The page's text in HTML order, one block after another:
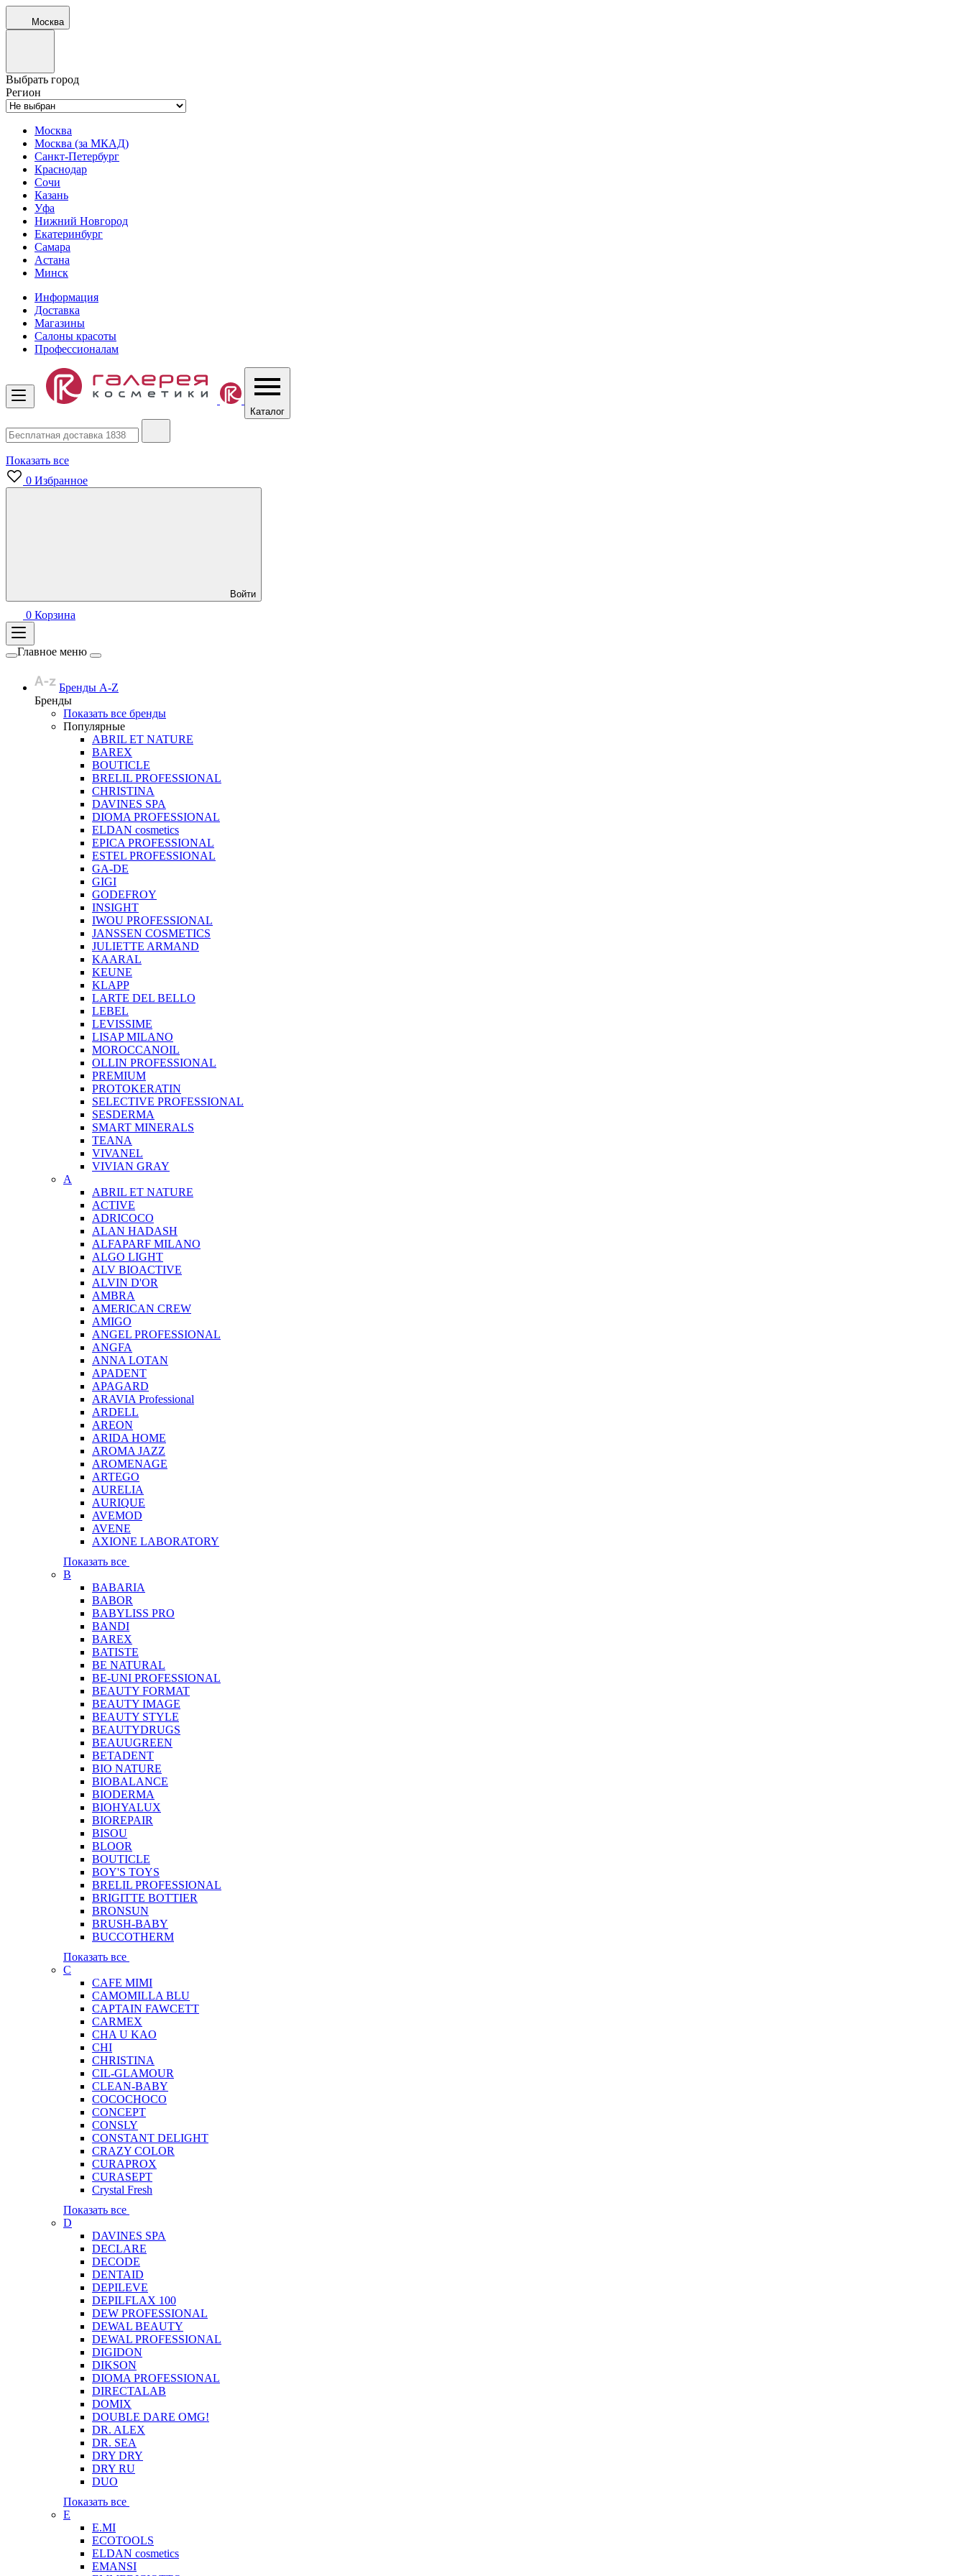
Москва
Выбрать город
Регион
Москва
Москва (за МКАД)
Санкт-Петербург
Краснодар
Сочи
Казань
Уфа
Нижний Новгород
Екатеринбург
Самара
Астана
Минск
Информация
Доставка
Магазины
Салоны красоты
Профессионалам
Каталог
Показать все
0 Избранное
Войти
0 Корзина
Главное меню
Бренды A-Z
Бренды
Показать все бренды
Популярные
ABRIL ET NATURE
BAREX
BOUTICLE
BRELIL PROFESSIONAL
CHRISTINA
DAVINES SPA
DIOMA PROFESSIONAL
ELDAN cosmetics
EPICA PROFESSIONAL
ESTEL PROFESSIONAL
GA-DE
GIGI
GODEFROY
INSIGHT
IWOU PROFESSIONAL
JANSSEN COSMETICS
JULIETTE ARMAND
KAARAL
KEUNE
KLAPP
LARTE DEL BELLO
LEBEL
LEVISSIME
LISAP MILANO
MOROCCANOIL
OLLIN PROFESSIONAL
PREMIUM
PROTOKERATIN
SELECTIVE PROFESSIONAL
SESDERMA
SMART MINERALS
TEANA
VIVANEL
VIVIAN GRAY
A
ABRIL ET NATURE
ACTIVE
ADRICOCO
ALAN HADASH
ALFAPARF MILANO
ALGO LIGHT
ALV BIOACTIVE
ALVIN D'OR
AMBRA
AMERICAN CREW
AMIGO
ANGEL PROFESSIONAL
ANGFA
ANNA LOTAN
APADENT
APAGARD
ARAVIA Professional
ARDELL
AREON
ARIDA HOME
AROMA JAZZ
AROMENAGE
ARTEGO
AURELIA
AURIQUE
AVEMOD
AVENE
AXIONE LABORATORY
Показать все
B
BABARIA
BABOR
BABYLISS PRO
BANDI
BAREX
BATISTE
BE NATURAL
BE-UNI PROFESSIONAL
BEAUTY FORMAT
BEAUTY IMAGE
BEAUTY STYLE
BEAUTYDRUGS
BEAUUGREEN
BETADENT
BIO NATURE
BIOBALANCE
BIODERMA
BIOHYALUX
BIOREPAIR
BISOU
BLOOR
BOUTICLE
BOY'S TOYS
BRELIL PROFESSIONAL
BRIGITTE BOTTIER
BRONSUN
BRUSH-BABY
BUCCOTHERM
Показать все
C
CAFE MIMI
CAMOMILLA BLU
CAPTAIN FAWCETT
CARMEX
CHA U KAO
CHI
CHRISTINA
CIL-GLAMOUR
CLEAN-BABY
COCOCHOCO
CONCEPT
CONSLY
CONSTANT DELIGHT
CRAZY COLOR
CURAPROX
CURASEPT
Crystal Fresh
Показать все
D
DAVINES SPA
DECLARE
DECODE
DENTAID
DEPILEVE
DEPILFLAX 100
DEW PROFESSIONAL
DEWAL BEAUTY
DEWAL PROFESSIONAL
DIGIDON
DIKSON
DIOMA PROFESSIONAL
DIRECTALAB
DOMIX
DOUBLE DARE OMG!
DR. ALEX
DR. SEA
DRY DRY
DRY RU
DUO
Показать все
E
E.MI
ECOTOOLS
ELDAN cosmetics
EMANSI